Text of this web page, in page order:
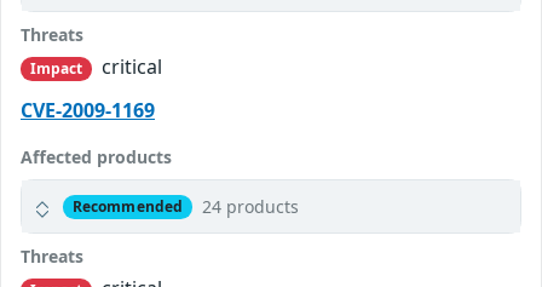
Threats
Impact
critical
CVE-2009-1169
Affected products
Recommended 24 products
Threats